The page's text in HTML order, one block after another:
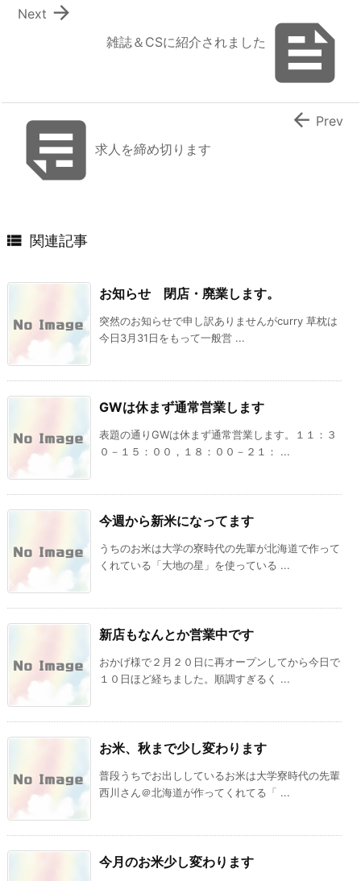

雑誌＆CSに紹介されました

Next
求人を締め切ります
 Prev
 関連記事
お知らせ 閉店・廃業します。
突然のお知らせで申し訳ありませんがcurry 草枕は
今日3月31日をもって一般営 ...
GWは休まず通常営業します
表題の通りGWは休まず通常営業します。１１：３
０－１５：００，１８：００－２１： ...
今週から新米になってます
うちのお米は大学の寮時代の先輩が北海道で作って
くれている「大地の星」を使っている ...
新店もなんとか営業中です
おかげ様で２月２０日に再オープンしてから今日で
１０日ほど経ちました。順調すぎるく ...
お米、秋まで少し変わります
普段うちでお出ししているお米は大学寮時代の先輩
西川さん＠北海道が作ってくれてる「 ...
今月のお米少し変わります